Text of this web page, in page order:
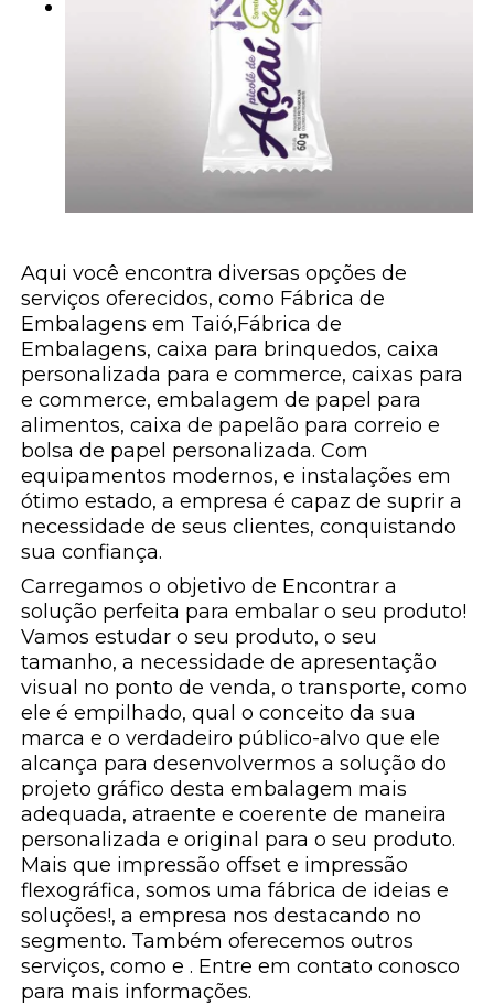
Aqui você encontra diversas opções de
serviços oferecidos, como Fábrica de
Embalagens em Taió,Fábrica de
Embalagens, caixa para brinquedos, caixa
personalizada para e commerce, caixas para
e commerce, embalagem de papel para
alimentos, caixa de papelão para correio e
bolsa de papel personalizada. Com
equipamentos modernos, e instalações em
ótimo estado, a empresa é capaz de suprir a
necessidade de seus clientes, conquistando
sua confiança.
Carregamos o objetivo de Encontrar a
solução perfeita para embalar o seu produto!
Vamos estudar o seu produto, o seu
tamanho, a necessidade de apresentação
visual no ponto de venda, o transporte, como
ele é empilhado, qual o conceito da sua
marca e o verdadeiro público-alvo que ele
alcança para desenvolvermos a solução do
projeto gráfico desta embalagem mais
adequada, atraente e coerente de maneira
personalizada e original para o seu produto.
Mais que impressão offset e impressão
flexográfica, somos uma fábrica de ideias e
soluções!, a empresa nos destacando no
segmento. Também oferecemos outros
serviços, como e . Entre em contato conosco
para mais informações.